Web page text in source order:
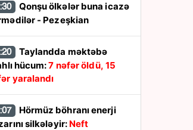
- Pezeşkian
hücum:7 nəfər öldü, 15
yaralandı
silkələyir: Neft